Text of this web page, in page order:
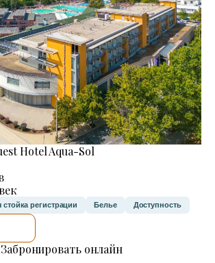
Hotel Aqua-Sol
стойка регистрации Белье Доступность
Забронировать онлайн